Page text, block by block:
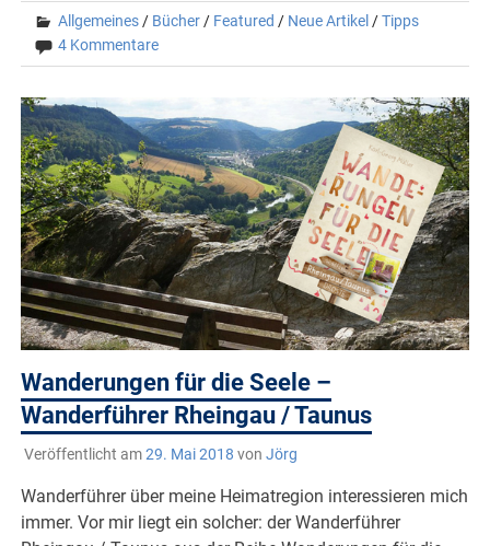
Allgemeines / Bücher / Featured / Neue Artikel /Tipps
4 Kommentare
Wanderungen für die Seele –
Wanderführer Rheingau / Taunus
Veröffentlicht am29. Mai 2018 von Jörg
Wanderführer über meine Heimatregion interessieren mich
immer. Vor mir liegt ein solcher: der Wanderführer